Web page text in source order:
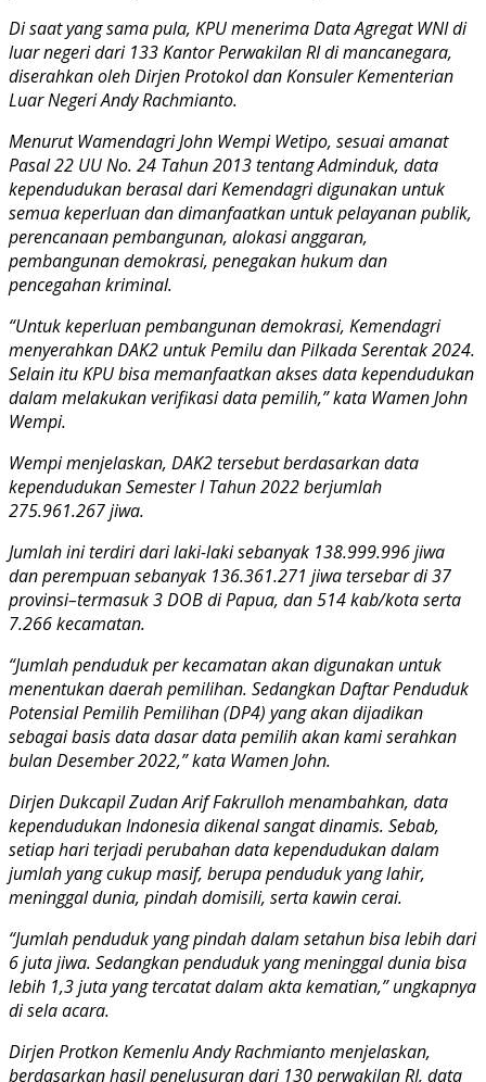
Di saat yang sama pula, KPU menerima Data Agregat WNI di
luar negeri dari 133 Kantor Perwakilan RI di mancanegara,
diserahkan oleh Dirjen Protokol dan Konsuler Kementerian
Luar Negeri Andy Rachmianto.
Menurut Wamendagri John Wempi Wetipo, sesuai amanat
Pasal 22 UU No. 24 Tahun 2013 tentang Adminduk, data
kependudukan berasal dari Kemendagri digunakan untuk
semua keperluan dan dimanfaatkan untuk pelayanan publik,
perencanaan pembangunan, alokasi anggaran,
pembangunan demokrasi, penegakan hukum dan
pencegahan kriminal.
“Untuk keperluan pembangunan demokrasi, Kemendagri
menyerahkan DAK2 untuk Pemilu dan Pilkada Serentak 2024.
Selain itu KPU bisa memanfaatkan akses data kependudukan
dalam melakukan verifikasi data pemilih,” kata Wamen John
Wempi.
Wempi menjelaskan, DAK2 tersebut berdasarkan data
kependudukan Semester I Tahun 2022 berjumlah
275.961.267 jiwa.
Jumlah ini terdiri dari laki-laki sebanyak 138.999.996 jiwa
dan perempuan sebanyak 136.361.271 jiwa tersebar di 37
provinsi–termasuk 3 DOB di Papua, dan 514 kab/kota serta
7.266 kecamatan.
“Jumlah penduduk per kecamatan akan digunakan untuk
menentukan daerah pemilihan. Sedangkan Daftar Penduduk
Potensial Pemilih Pemilihan (DP4) yang akan dijadikan
sebagai basis data dasar data pemilih akan kami serahkan
bulan Desember 2022,” kata Wamen John.
Dirjen Dukcapil Zudan Arif Fakrulloh menambahkan, data
kependudukan Indonesia dikenal sangat dinamis. Sebab,
setiap hari terjadi perubahan data kependudukan dalam
jumlah yang cukup masif, berupa penduduk yang lahir,
meninggal dunia, pindah domisili, serta kawin cerai.
“Jumlah penduduk yang pindah dalam setahun bisa lebih dari
6 juta jiwa. Sedangkan penduduk yang meninggal dunia bisa
lebih 1,3 juta yang tercatat dalam akta kematian,” ungkapnya
di sela acara.
Dirjen Protkon Kemenlu Andy Rachmianto menjelaskan,
berdasarkan hasil penelusuran dari 130 perwakilan RI, data